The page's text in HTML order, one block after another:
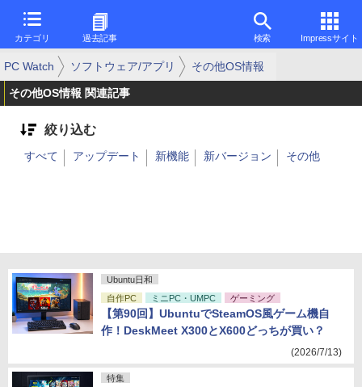
カテゴリ 過去記事 検索 Impressサイト
PC Watch ソフトウェア/アプリ その他OS情報
その他OS情報 関連記事
絞り込む
すべて アップデート 新機能 新バージョン その他
Ubuntu日和
自作PC
ミニPC・UMPC ゲーミング
【第90回】UbuntuでSteamOS風ゲーム機自
作！DeskMeet X300とX600どっちが買い？
(2026/7/13)
特集